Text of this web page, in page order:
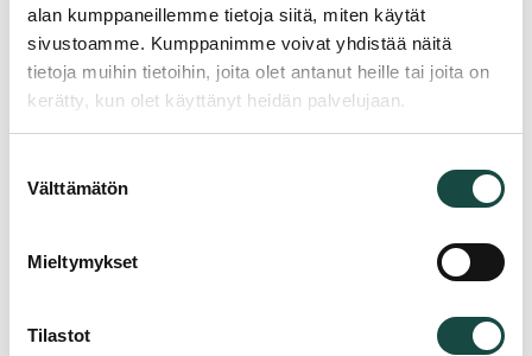
alan kumppaneillemme tietoja siitä, miten käytät
sivustoamme. Kumppanimme voivat yhdistää näitä
tietoja muihin tietoihin, joita olet antanut heille tai joita on
kerätty, kun olet käyttänyt heidän palvelujaan.
valinta
Välttämätön
Mieltymykset
Tilastot
Ota yhteyttä tai pyydä tarjous
*" näyttää pakolliset kentät
Nimi *